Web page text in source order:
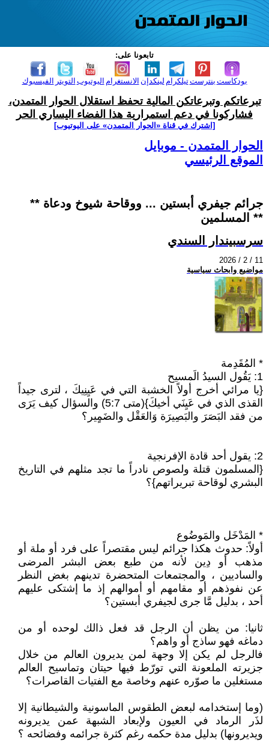
تابعونا على:
الفيسبوك التويتر اليوتيوب الانستغرام لينكدإن تيلكرامبنترست بودكاست
تبرعاتكم وتبرعاتكن المالية تحفظ استقلال الحوار المتمدن،
فشاركونا في دعم استمرارية هذا الفضاء اليساري الحر
[اشترك في قناة ‫«الحوار المتمدن» على اليوتيوب]
الحوار المتمدن - موبايل
الموقع الرئيسي
** جرائم جيفري أبستين ... ووقاحة شيوخ ودعاة
المسلمين **
سرسبيندار السندي
2026 / 2 / 11
مواضيع وابحاث سياسية
* المُقَدِمة
1: يَقُول السيدُ الَمسيح
{يا مرائي أخرج أولاً الخشبة التي في عَيِنِيكَ ، لترى جيداً
القذى الذي في عَيِنَي أخيكَ}(متى 5:7) والسؤال كيف يَرَى
من فقد البَصَرَ والبَصِيرَة وَالعَقْل والضَمٍير؟
2: يقول أحد قادة الإفرنجية
{المسلمون قتلة ولصوص نادراً ما تجد مثلهم في التاريخ
البشري لوقاحة تبريراتهم}؟
* المَدْخَل والمَوضُوع
أولاً: حدوث هكذا جرائم ليس مقتصراً على فرد أو ملة أو
مذهب أو دِين لأنه من طبع بعض البشر المرضى
والساديين ، والمجتمعات المتحضرة تدينهم بغض النظر
عن نفوذهم أو مقامهم أو أموالهم إذ ما إشتكى عليهم
أحد ، بدليل مَّا جرى لجيفري أبستين؟
ثانيا: من يظن أن الرجل قد فعل ذالك لوحده أو من
دماغه فهو ساذج أو واهم؟
فالرجل لم يكن إلا وجهة لمن يديرون العالم من خلال
جزيرته الملعونة التي تورّط فيها حيتان وتماسيح العالم
مستغلين ما صوّره عنهم وخاصة مع الفتيات القاصرات؟
(وما إستخدامه لبعض الطقوس الماسونية والشيطانية إلا
لذَر الرماد في العيون ولإبعاد الشبهة عمن يديرونه
ويديرونها) بدليل مدة حكمه رغم كثرة جرائمه وفضائحه ؟